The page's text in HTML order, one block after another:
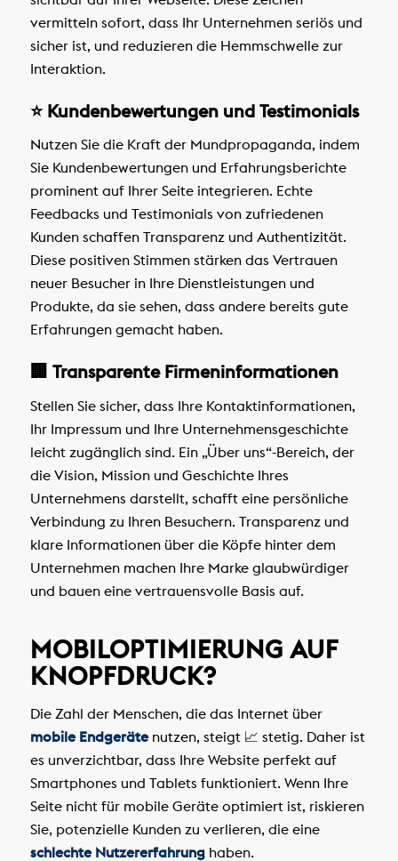
vermitteln sofort, dass Ihr Unternehmen seriös und
sicher ist, und reduzieren die Hemmschwelle zur
Interaktion.
⭐️ Kundenbewertungen und Testimonials
Nutzen Sie die Kraft der Mundpropaganda, indem
Sie Kundenbewertungen und Erfahrungsberichte
prominent auf Ihrer Seite integrieren. Echte
Feedbacks und Testimonials von zufriedenen
Kunden schaffen Transparenz und Authentizität.
Diese positiven Stimmen stärken das Vertrauen
neuer Besucher in Ihre Dienstleistungen und
Produkte, da sie sehen, dass andere bereits gute
Erfahrungen gemacht haben.
🏢 Transparente Firmeninformationen
Stellen Sie sicher, dass Ihre Kontaktinformationen,
Ihr Impressum und Ihre Unternehmensgeschichte
leicht zugänglich sind. Ein „Über uns“-Bereich, der
die Vision, Mission und Geschichte Ihres
Unternehmens darstellt, schafft eine persönliche
Verbindung zu Ihren Besuchern. Transparenz und
klare Informationen über die Köpfe hinter dem
Unternehmen machen Ihre Marke glaubwürdiger
und bauen eine vertrauensvolle Basis auf.
MOBILOPTIMIERUNG AUF
KNOPFDRUCK?
Die Zahl der Menschen, die das Internet über
mobile Endgerätenutzen, steigt 📈 stetig. Daher ist
es unverzichtbar, dass Ihre Website perfekt auf
Smartphones und Tablets funktioniert. Wenn Ihre
Seite nicht für mobile Geräte optimiert ist, riskieren
Sie, potenzielle Kunden zu verlieren, die eine
schlechte Nutzererfahrunghaben.